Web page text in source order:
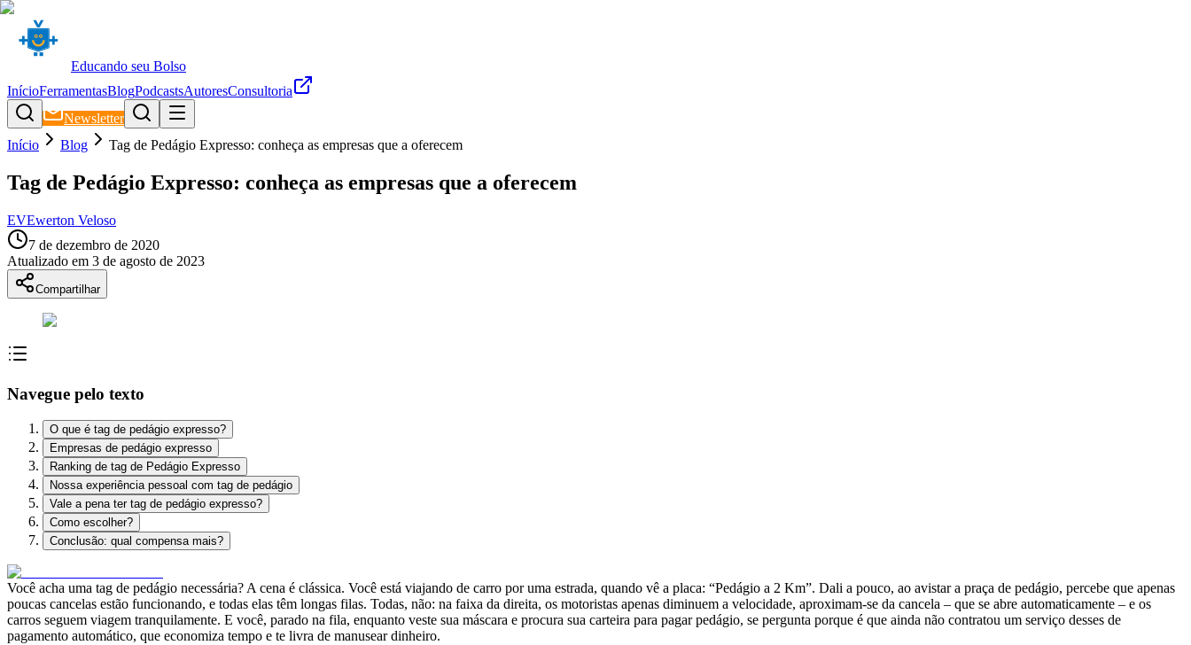
Educando seu Bolso
InícioFerramentasBlogPodcastsAutoresConsultoria
Newsletter
Início
Blog Tag de Pedágio Expresso: conheça as empresas que a oferecem
Tag de Pedágio Expresso: conheça as empresas que a oferecem
EVEwerton Veloso
7 de dezembro de 2020
Atualizado em 3 de agosto de 2023
Compartilhar
Navegue pelo texto
O que é tag de pedágio expresso?
Empresas de pedágio expresso
Ranking de tag de Pedágio Expresso
Nossa experiência pessoal com tag de pedágio
Vale a pena ter tag de pedágio expresso?
Como escolher?
Conclusão: qual compensa mais?
Você acha uma tag de pedágio necessária? A cena é clássica. Você está viajando de carro por uma estrada, quando vê a placa: “Pedágio a 2 Km”. Dali a pouco, ao avistar a praça de pedágio, percebe que apenas
poucas cancelas estão funcionando, e todas elas têm longas filas. Todas, não: na faixa da direita, os motoristas apenas diminuem a velocidade, aproximam-se da cancela – que se abre automaticamente – e os
carros seguem viagem tranquilamente. E você, parado na fila, enquanto veste sua máscara e procura sua carteira para pagar pedágio, se pergunta porque é que ainda não contratou um serviço desses de
pagamento automático, que economiza tempo e te livra de manusear dinheiro.